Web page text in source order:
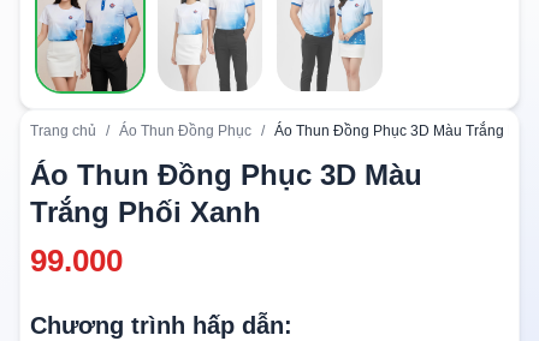
Trang chủ / Áo Thun Đồng Phục / Áo Thun Đồng Phục 3D Màu Trắng
Áo Thun Đồng Phục 3D Màu
Trắng Phối Xanh
99.000
Chương trình hấp dẫn: